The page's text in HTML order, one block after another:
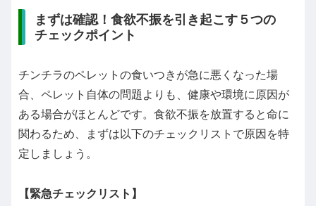
まずは確認！食欲不振を引き起こす５つの
チェックポイント
チンチラのペレットの食いつきが急に悪くなった場
合、ペレット自体の問題よりも、健康や環境に原因が
ある場合がほとんどです。食欲不振を放置すると命に
関わるため、まずは以下のチェックリストで原因を特
定しましょう。
【緊急チェックリスト】